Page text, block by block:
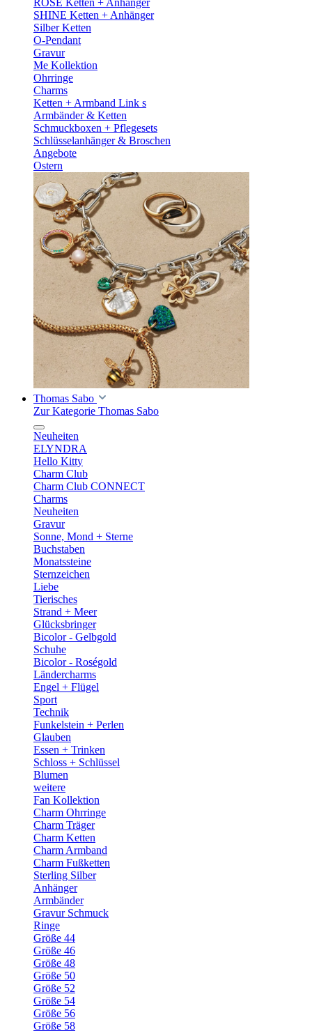
SHINE Ketten + Anhänger
Silber Ketten
O-Pendant
Gravur
Me Kollektion
Ohrringe
Charms
Ketten + Armband Link s
Armbänder & Ketten
Schmuckboxen + Pflegesets
Schlüsselanhänger & Broschen
Angebote
Ostern
Thomas Sabo
Zur Kategorie Thomas Sabo
Neuheiten
ELYNDRA
Hello Kitty
Charm Club
Charm Club CONNECT
Charms
Neuheiten
Gravur
Sonne, Mond + Sterne
Buchstaben
Monatssteine
Sternzeichen
Liebe
Tierisches
Strand + Meer
Glücksbringer
Bicolor - Gelbgold
Schuhe
Bicolor - Roségold
Ländercharms
Engel + Flügel
Sport
Technik
Funkelstein + Perlen
Glauben
Essen + Trinken
Schloss + Schlüssel
Blumen
weitere
Fan Kollektion
Charm Ohrringe
Charm Träger
Charm Ketten
Charm Armband
Charm Fußketten
Sterling Silber
Anhänger
Armbänder
Gravur Schmuck
Ringe
Größe 44
Größe 46
Größe 48
Größe 50
Größe 52
Größe 54
Größe 56
Größe 58